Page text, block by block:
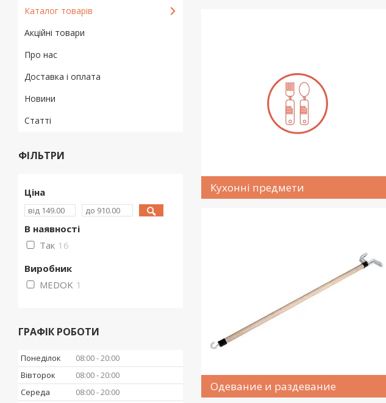
Кухонні предмети
Одевание и раздевание
Каталог товарів
Акційні товари
Про нас
Доставка і оплата
Новини
Статті
ФІЛЬТРИ
Ціна
В наявності
Так 16
Виробник
MEDOK 1
ГРАФІК РОБОТИ
Понеділок 08:00 20:00
Вівторок
08:00 20:00
Середа
08:00 20:00